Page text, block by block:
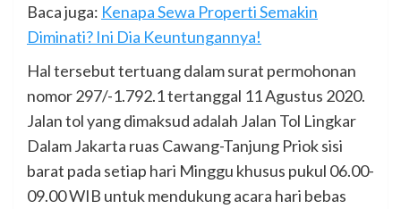
Baca juga: Kenapa Sewa Properti Semakin
Diminati? Ini Dia Keuntungannya!
Hal tersebut tertuang dalam surat permohonan
nomor 297/-1.792.1 tertanggal 11 Agustus 2020.
Jalan tol yang dimaksud adalah Jalan Tol Lingkar
Dalam Jakarta ruas Cawang-Tanjung Priok sisi
barat pada setiap hari Minggu khusus pukul 06.00-
09.00 WIB untuk mendukung acara hari bebas